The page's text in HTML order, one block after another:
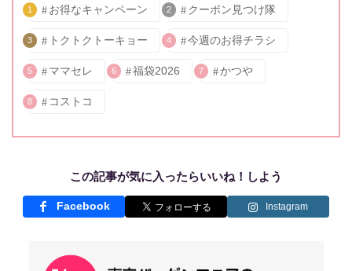
1 お得なキャンペーン 2 クーポン見つけ隊
3 トクトクトーキョー 4 今週のお得チラシ
5 ママセレ 6 福袋2026 7 かつや
8 コストコ
この記事が気に入ったらいいね！しよう
Facebook Instagram